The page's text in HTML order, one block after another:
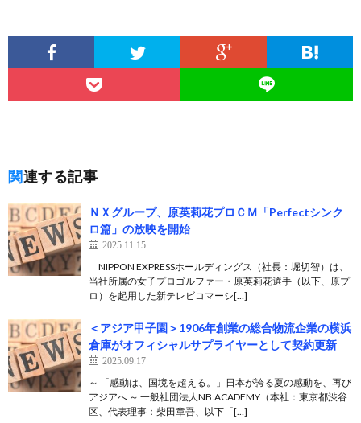
関連する記事
ＮＸグループ、原英莉花プロＣＭ「Perfectシンク
ロ篇」の放映を開始
2025.11.15
NIPPON EXPRESSホールディングス（社長：堀切智）は、
当社所属の女子プロゴルファー・原英莉花選手（以下、原プ
ロ）を起用した新テレビコマーシ[…]
＜アジア甲子園＞1906年創業の総合物流企業の横浜
倉庫がオフィシャルサプライヤーとして契約更新
2025.09.17
～ 「感動は、国境を超える。」日本が誇る夏の感動を、再び
アジアへ ～ 一般社団法人NB.ACADEMY（本社：東京都渋谷
区、代表理事：柴田章吾、以下「[…]